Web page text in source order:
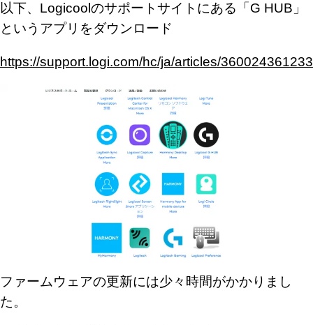
以下、Logicoolのサポートサイトにある「G HUB」
というアプリをダウンロード
https://support.logi.com/hc/ja/articles/360024361233
ファームウェアの更新には少々時間がかかりまし
た。